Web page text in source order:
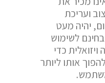
ועריכת
יהיה מעט
לשימוש
כדי
אותו ליותר